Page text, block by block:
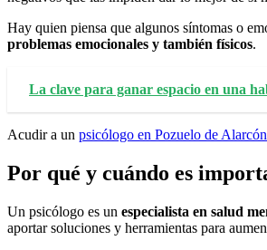
Hay quien piensa que algunos síntomas o
problemas emocionales y también físicos.
La clave para ganar espacio en una
Acudir a un psicólogo en Pozuelo de Alarcón
Por qué y cuándo es
Un psicólogo es un especialista en salud
aportar soluciones y herramientas para